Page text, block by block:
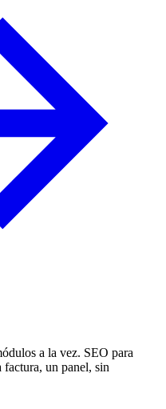
a la vez. SEO para
un panel, sin